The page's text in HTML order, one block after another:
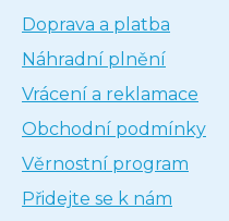
Doprava a platba
Náhradní plnění
Vrácení a reklamace
Obchodní podmínky
Věrnostní program
Přidejte se k nám